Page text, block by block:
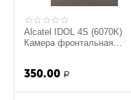
Alcatel IDOL 4S (6070K)
Камера фронтальная
350.00 Р